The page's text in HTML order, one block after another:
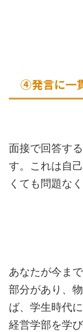
④発言に一
面接で回答す
す。これは自
くても問題な
あなたが今ま
部分があり、
ば、学生時代
経営学部を学